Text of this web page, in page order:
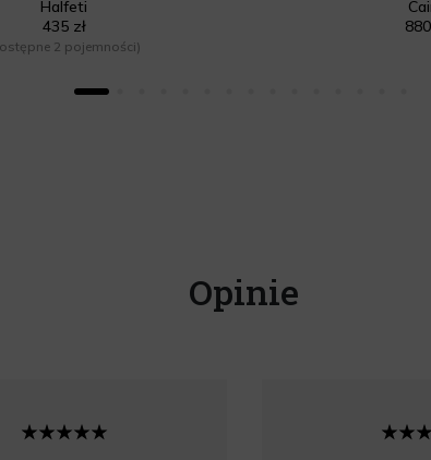
Halfeti
435 zł
2 pojemności)
Opinie